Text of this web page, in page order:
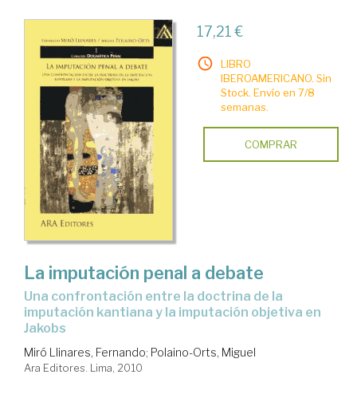
17,21 €
LIBRO
IBEROAMERICANO. Sin
Stock. Envío en 7/8
semanas.
COMPRAR
La imputación penal a debate
una confrontación entre la doctrina de la
imputación kantiana y la imputación objetiva en
Jakobs
Miró Llinares, Fernando; Polaino-Orts, Miguel
Ara Editores. Lima, 2010